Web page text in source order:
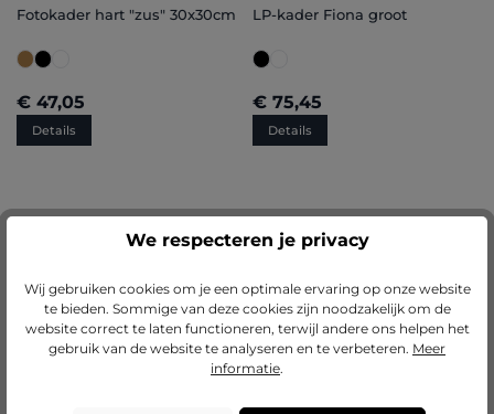
Fotokader hart "zus" 30x30cm
€ 47,05
Details
LP-kader Fiona groot
€ 75,45
Details
Lp-kader Fiona klein
€ 60,95
Details
We respecteren je privacy
Wij gebruiken cookies om je een optimale ervaring op onze website
te bieden. Sommige van deze cookies zijn noodzakelijk om de
website correct te laten functioneren, terwijl andere ons helpen het
gebruik van de website te analyseren en te verbeteren. Meer
informatie.